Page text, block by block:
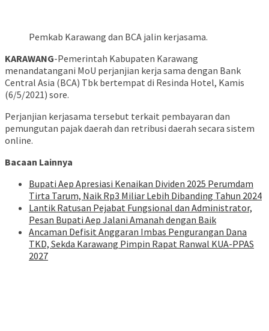
Pemkab Karawang dan BCA jalin kerjasama.
KARAWANG-Pemerintah Kabupaten Karawang
menandatangani MoU perjanjian kerja sama dengan Bank
Central Asia (BCA) Tbk bertempat di Resinda Hotel, Kamis
(6/5/2021) sore.
Perjanjian kerjasama tersebut terkait pembayaran dan
pemungutan pajak daerah dan retribusi daerah secara sistem
online.
Bacaan Lainnya
Bupati Aep Apresiasi Kenaikan Dividen 2025 Perumdam
Tirta Tarum, Naik Rp3 Miliar Lebih Dibanding Tahun 2024
Lantik Ratusan Pejabat Fungsional dan Administrator,
Pesan Bupati Aep Jalani Amanah dengan Baik
Ancaman Defisit Anggaran Imbas Pengurangan Dana
TKD, Sekda Karawang Pimpin Rapat Ranwal KUA-PPAS
2027